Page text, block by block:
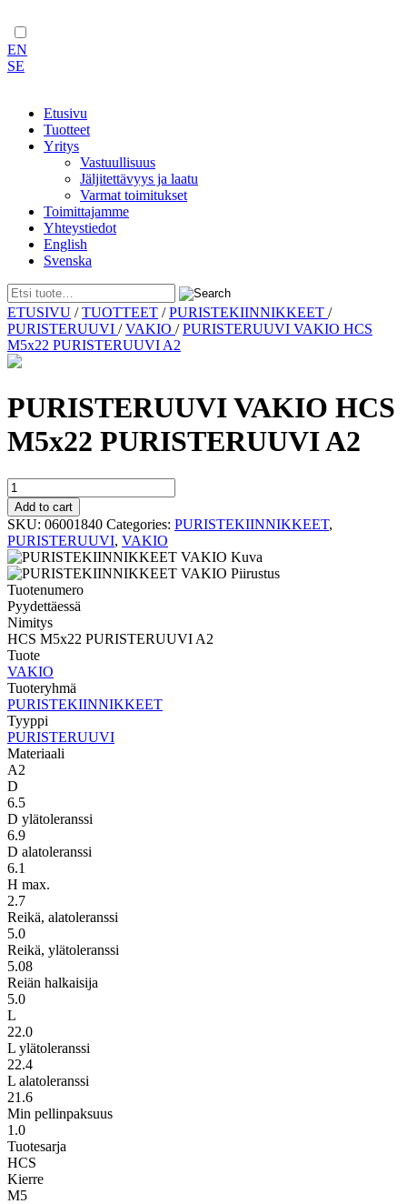
EN
SE
Etusivu
Tuotteet
Yritys
Vastuullisuus
Jäljitettävyys ja laatu
Varmat toimitukset
Toimittajamme
Yhteystiedot
English
Svenska
Skip
to
content
ETUSIVU /TUOTTEET /PURISTEKIINNIKKEET /
PURISTERUUVI /VAKIO /PURISTERUUVI VAKIO HCS
M5x22 PURISTERUUVI A2
PURISTERUUVI VAKIO HCS
M5x22 PURISTERUUVI A2
PURISTERUUVI
VAKIO
HCS
M5x22
PURISTERUUVI
A2
quantity
Add to cart
SKU: 06001840 Categories: PURISTEKIINNIKKEET,
PURISTERUUVI, VAKIO
Tuotenumero
Pyydettäessä
Nimitys
HCS M5x22 PURISTERUUVI A2
Tuote
VAKIO
Tuoteryhmä
PURISTEKIINNIKKEET
Tyyppi
PURISTERUUVI
Materiaali
A2
D
6.5
D ylätoleranssi
6.9
D alatoleranssi
6.1
H max.
2.7
Reikä, alatoleranssi
5.0
Reikä, ylätoleranssi
5.08
Reiän halkaisija
5.0
L
22.0
L ylätoleranssi
22.4
L alatoleranssi
21.6
Min pellinpaksuus
1.0
Tuotesarja
HCS
Kierre
M5